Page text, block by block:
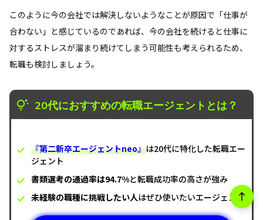
このように今の会社では解決しないようなことが原因で「仕事が
合わない」と感じているのであれば、今の会社を続けると仕事に
対するストレスが溜まり続けてしまう可能性も考えられるため、
転職も検討しましょう。
20代におすすめの転職エージェントとは？
『第二新卒エージェントneo』は20代に特化した転職エー
ジェント
書類選考の通過率は94.7%と転職成功率の高さが強み
未経験の職種に挑戦したい人はぜひ使いたいエージェント